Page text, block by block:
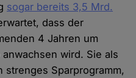
sogar bereits 3,5 Mrd.
dass der
4 Jahren um
wird. Sie als
strenges Sparprogramm,